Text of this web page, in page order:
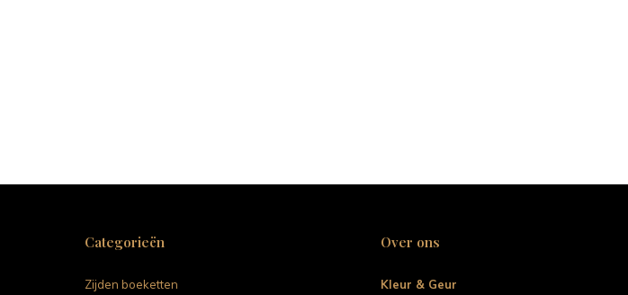
Categorieën
Zijden boeketten
Over ons
Kleur & Geur